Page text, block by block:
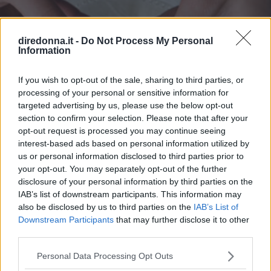
diredonna.it - Do Not Process My Personal
Information
If you wish to opt-out of the sale, sharing to third parties, or
processing of your personal or sensitive information for
targeted advertising by us, please use the below opt-out
section to confirm your selection. Please note that after your
opt-out request is processed you may continue seeing
interest-based ads based on personal information utilized by
us or personal information disclosed to third parties prior to
your opt-out. You may separately opt-out of the further
disclosure of your personal information by third parties on the
IAB’s list of downstream participants. This information may
also be disclosed by us to third parties on the IAB’s List of
Downstream Participants that may further disclose it to other
Please note that this website/app uses one or more Google
Personal Data Processing Opt Outs
in quei giorni in cui vai di fretta. Ti condividiamo 5 motivi
portarle ovunque Uno dei principali benefici delle barrette
con frutta secca è la loro praticità. Puoi portarle con te
l'università, in una tasca, o anche lasciarne un paio sulla
scrivania o nell'armadietto della palestra per averle a
portata di mano quando ne hai bisogno. Se un giorno
esci di casa di fretta e non hai tempo per fare una
colazione completa, una barretta può darti energia lungo il
tragitto. Funzionano bene anche quando finisci di allenarti
e hai bisogno di qualcosa di rapido prima di continuare
con la tua routine, o quando non vuoi dipendere da ciò che
trovi fuori casa. 2. Possono essere una merenda sana Tra
un pasto e l'altro è normale che a volte compaiano voglie
impulsive. In quei momenti, spesso la decisione viene
presa per inerzia e non per pianificazione, il che ci porta a
mangiare cose non così buone per il nostro corpo. Avere a
portata di mano una barretta di avena e frutta secca senza
zuccheri aggiunti può aiutare a cambiare questo schema e
Uova fresche: quanto durano e
come conservarle